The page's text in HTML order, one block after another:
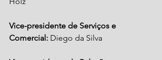
Vice-presidente de Serviços e
Comercial: Diego da Silva